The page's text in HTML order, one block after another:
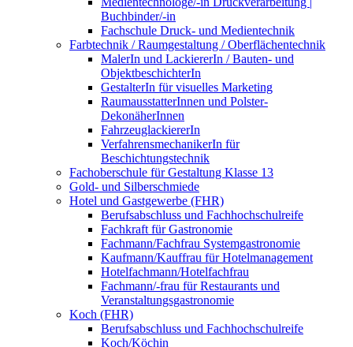
Buchbinder/-in
Fachschule Druck- und Medientechnik
Farbtechnik / Raumgestaltung / Oberflächentechnik
MalerIn und LackiererIn / Bauten- und
ObjektbeschichterIn
GestalterIn für visuelles Marketing
RaumausstatterInnen und Polster-
DekonäherInnen
FahrzeuglackiererIn
VerfahrensmechanikerIn für
Beschichtungstechnik
Fachoberschule für Gestaltung Klasse 13
Gold- und Silberschmiede
Hotel und Gastgewerbe (FHR)
Berufsabschluss und Fachhochschulreife
Fachkraft für Gastronomie
Fachmann/Fachfrau Systemgastronomie
Kaufmann/Kauffrau für Hotelmanagement
Hotelfachmann/Hotelfachfrau
Fachmann/-frau für Restaurants und
Veranstaltungsgastronomie
Koch (FHR)
Berufsabschluss und Fachhochschulreife
Koch/Köchin